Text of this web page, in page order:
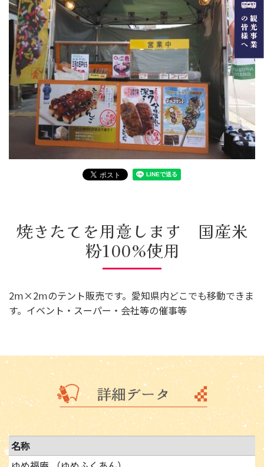
焼きたてを用意します 国産米
粉100%使用
2ⅿ×2ⅿのテント販売です。愛知県内どこでも移動できま
す。イベント・スーパー・会社等の催事等
名称